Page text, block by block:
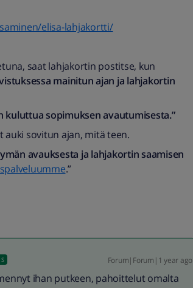
elisa-lahjakortti/
saat lahjakortin postitse, kun
mainitun ajan ja lahjakortin
sopimuksen avautumisesta.”
sovitun ajan, mitä teen.
avauksesta ja lahjakortin saamisen
.”
Forum|Forum|1 year ago
ihan putkeen, pahoittelut omalta